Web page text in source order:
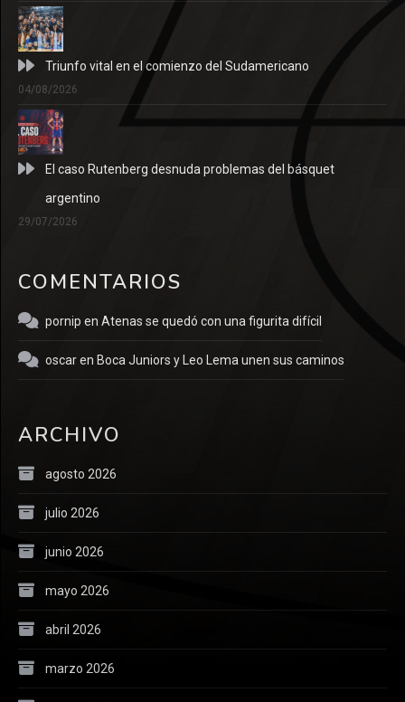
Triunfo vital en el comienzo del Sudamericano
04/08/2026
El caso Rutenberg desnuda problemas del básquet
argentino
29/07/2026
COMENTARIOS
pornip en Atenas se quedó con una figurita difícil
oscaren Boca Juniors y Leo Lema unen sus caminos
ARCHIVO
agosto 2026
julio 2026
junio 2026
mayo 2026
abril 2026
marzo 2026